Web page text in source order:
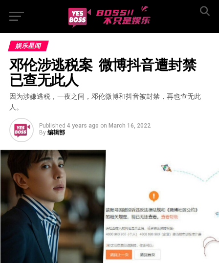
娱乐星闻
邓伦涉逃税案  微博抖音遭封禁
已查无此人
因为涉嫌逃税，一夜之间，邓伦微博和抖音被封禁，再也查无此
人。
Published 4 years ago on March 16, 2022
By 编辑部